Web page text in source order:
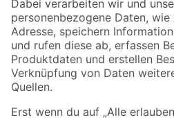
Zahlungsarten
Sicher einkaufen